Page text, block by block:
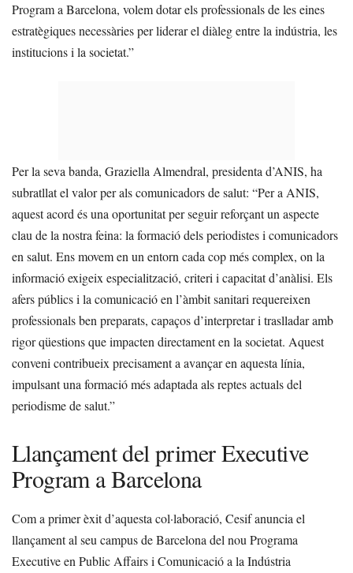
Program a Barcelona, volem dotar els professionals de les eines
estratègiques necessàries per liderar el diàleg entre la indústria, les
institucions i la societat.”
Per la seva banda, Graziella Almendral, presidenta d’ANIS, ha
subratllat el valor per als comunicadors de salut: “Per a ANIS,
aquest acord és una oportunitat per seguir reforçant un aspecte
clau de la nostra feina: la formació dels periodistes i comunicadors
en salut. Ens movem en un entorn cada cop més complex, on la
informació exigeix especialització, criteri i capacitat d’anàlisi. Els
afers públics i la comunicació en l’àmbit sanitari requereixen
professionals ben preparats, capaços d’interpretar i traslladar amb
rigor qüestions que impacten directament en la societat. Aquest
conveni contribueix precisament a avançar en aquesta línia,
impulsant una formació més adaptada als reptes actuals del
periodisme de salut.”
Llançament del primer Executive
Program a Barcelona
Com a primer èxit d’aquesta col·laboració, Cesif anuncia el
llançament al seu campus de Barcelona del nou Programa
Executive en Public Affairs i Comunicació a la Indústria